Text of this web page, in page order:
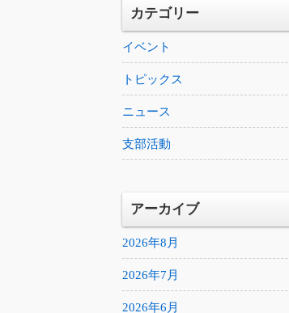
カテゴリー
イベント
トピックス
ニュース
支部活動
アーカイブ
2026年8月
2026年7月
2026年6月